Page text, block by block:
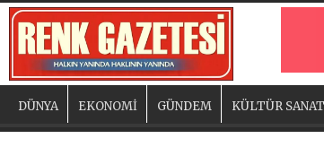
DÜNYA EKONOMİ GÜNDEM KÜLTÜR SANAT